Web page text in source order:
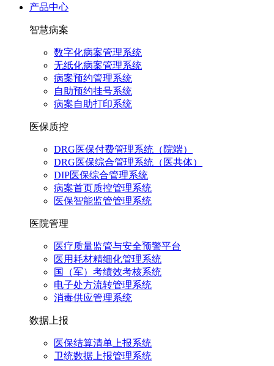
产品中心
智慧病案
数字化病案管理系统
无纸化病案管理系统
病案预约管理系统
自助预约挂号系统
病案自助打印系统
医保质控
DRG医保付费管理系统（院端）
DRG医保综合管理系统（医共体）
DIP医保综合管理系统
病案首页质控管理系统
医保智能监管管理系统
医院管理
医疗质量监管与安全预警平台
医用耗材精细化管理系统
国（军）考绩效考核系统
电子处方流转管理系统
消毒供应管理系统
数据上报
医保结算清单上报系统
卫统数据上报管理系统